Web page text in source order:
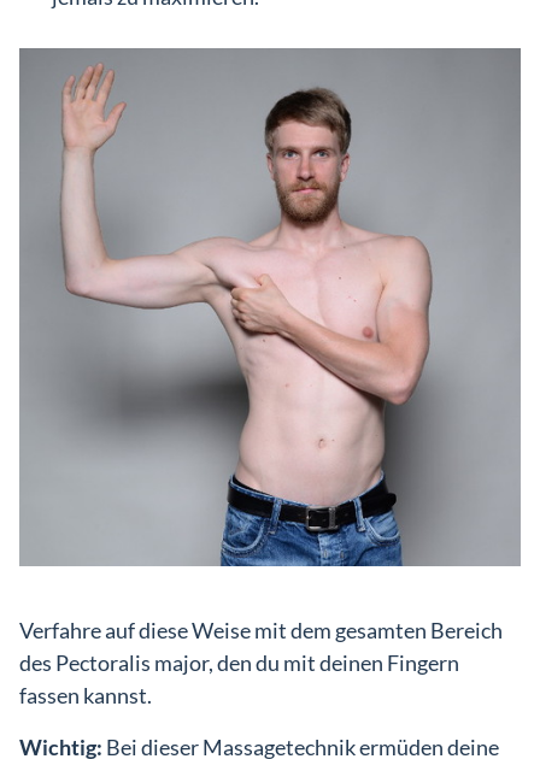
Verfahre auf diese Weise mit dem gesamten Bereich
des Pectoralis major, den du mit deinen Fingern
fassen kannst.
Wichtig: Bei dieser Massagetechnik ermüden deine